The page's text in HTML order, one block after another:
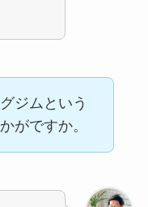
ジムという
がですか。